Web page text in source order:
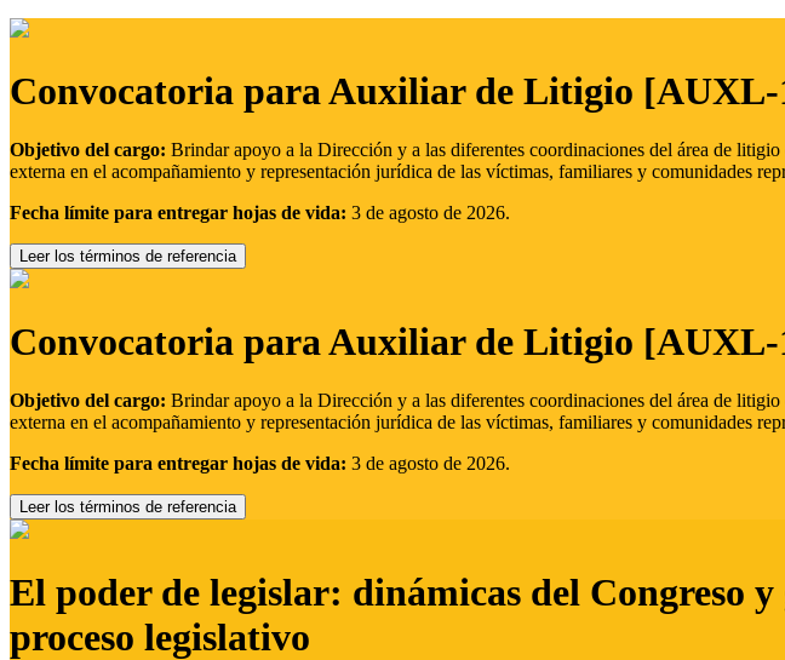
Convocatoria para Auxiliar de Litigio [AUXL-
Objetivo del cargo: Brindar apoyo a la Dirección y a las diferentes coordinaciones del área de
externa en el acompañamiento y representación jurídica de las víctimas, familiares y comunidades
Fecha límite para entregar hojas de vida: 3 de agosto de 2026.
Leer los términos de referencia
Convocatoria para Auxiliar de Litigio [AUXL-
Objetivo del cargo: Brindar apoyo a la Dirección y a las diferentes coordinaciones del área de
externa en el acompañamiento y representación jurídica de las víctimas, familiares y comunidades
Fecha límite para entregar hojas de vida: 3 de agosto de 2026.
Leer los términos de referencia
El poder de legislar: dinámicas del Congreso
proceso legislativo